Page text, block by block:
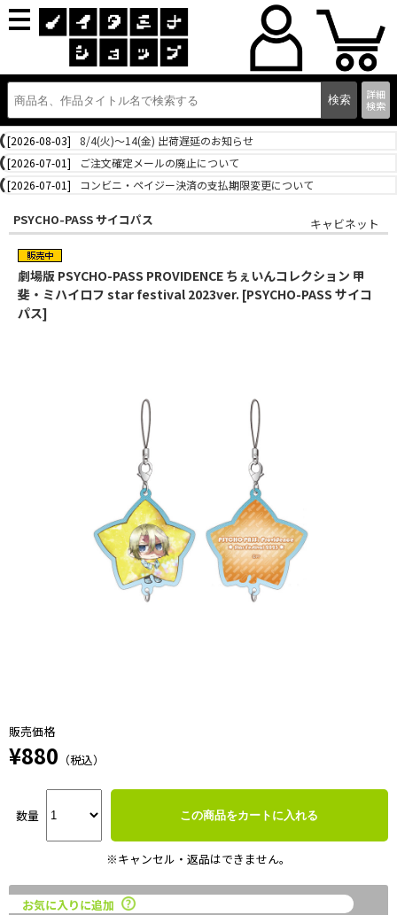
詳細
検索
[2026-08-03]
8/4(火)～14(金) 出荷遅延のお知らせ
[2026-07-01]
ご注文確定メールの廃止について
[2026-07-01]
コンビニ・ペイジー決済の支払期限変更について
PSYCHO-PASS サイコパス キャビネット
劇場版 PSYCHO-PASS PROVIDENCE ちぇいんコレクション 甲
斐・ミハイロフ star festival 2023ver. [PSYCHO-PASS サイコ
パス]
販売価格
¥880 （税込）
数量 この商品をカートに入れる
※キャンセル・返品はできません。
お気に入りに追加